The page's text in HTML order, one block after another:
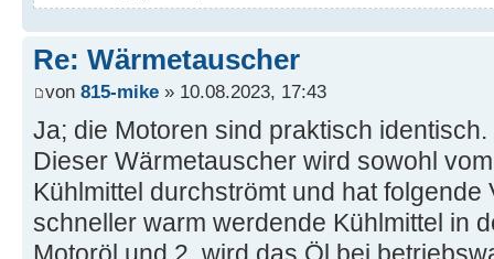
Re: Wärmetauscher
von 815-mike » 10.08.2023, 17:43
Ja; die Motoren sind praktisch identisch.
Dieser Wärmetauscher wird sowohl
Kühlmittel durchströmt und hat folgende
schneller warm werdende Kühlmittel in